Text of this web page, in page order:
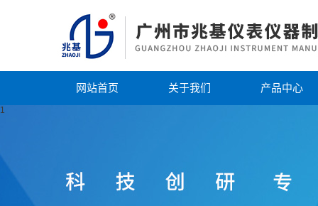
网站首页 关于我们 产品中心
1